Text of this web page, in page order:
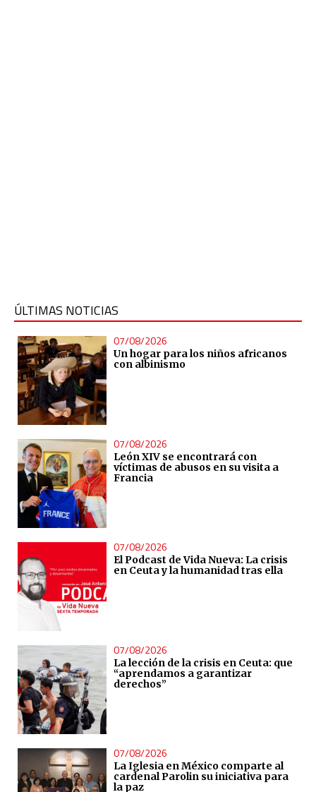
ÚLTIMAS NOTICIAS
07/08/2026
Un hogar para los niños africanos
con albinismo
07/08/2026
León XIV se encontrará con
víctimas de abusos en su visita a
Francia
07/08/2026
El Podcast de Vida Nueva: La crisis
en Ceuta y la humanidad tras ella
07/08/2026
La lección de la crisis en Ceuta: que
“aprendamos a garantizar
derechos”
07/08/2026
La Iglesia en México comparte al
cardenal Parolin su iniciativa para
la paz